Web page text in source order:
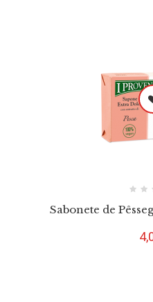
Sabonete de